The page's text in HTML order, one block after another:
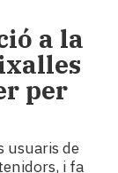
a la
per
usuaris de
i fa